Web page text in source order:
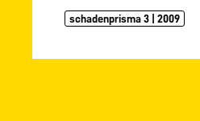
schadenprisma 3 | 2009